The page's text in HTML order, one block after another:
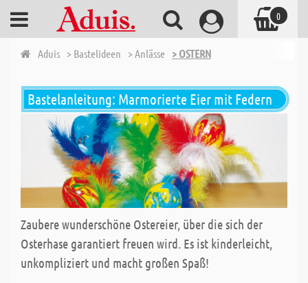
Aduis > Bastelideen > Anlässe > OSTERN
Bastelanleitung: Marmorierte Eier mit Federn
Zaubere wunderschöne Ostereier, über die sich der
Osterhase garantiert freuen wird. Es ist kinderleicht,
unkompliziert und macht großen Spaß!
0